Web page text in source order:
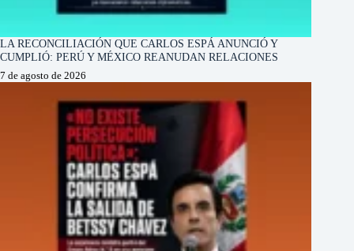
LA RECONCILIACIÓN QUE CARLOS ESPÁ ANUNCIÓ Y
CUMPLIÓ: PERÚ Y MÉXICO REANUDAN RELACIONES
7 de agosto de 2026